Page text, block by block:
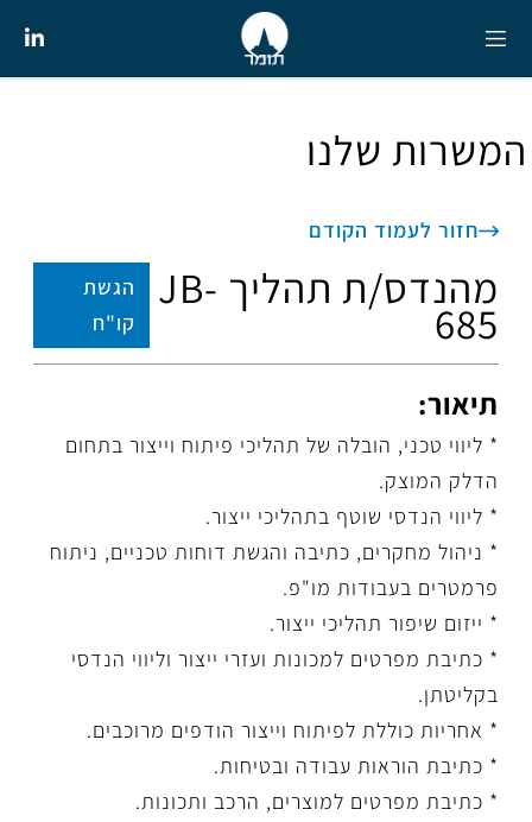
המשרות שלנו
חזור לעמוד הקודם
מהנדס/ת תהליך JB-
685
הגשת
קו"ח
תיאור:
* ליווי טכני, הובלה של תהליכי פיתוח וייצור בתחום
הדלק המוצק.
* ליווי הנדסי שוטף בתהליכי ייצור.
* ניהול מחקרים, כתיבה והגשת דוחות טכניים, ניתוח
פרמטרים בעבודות מו"פ.
* ייזום שיפור תהליכי ייצור.
* כתיבת מפרטים למכונות ועזרי ייצור וליווי הנדסי
בקליטתן.
* אחריות כוללת לפיתוח וייצור הודפים מרוכבים.
* כתיבת הוראות עבודה ובטיחות.
* כתיבת מפרטים למוצרים, הרכב ותכונות.